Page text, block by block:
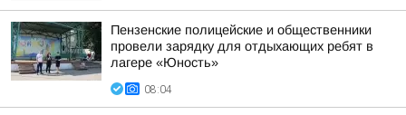
Пензенские полицейские и общественники
провели зарядку для отдыхающих ребят в
лагере «Юность»
08:04